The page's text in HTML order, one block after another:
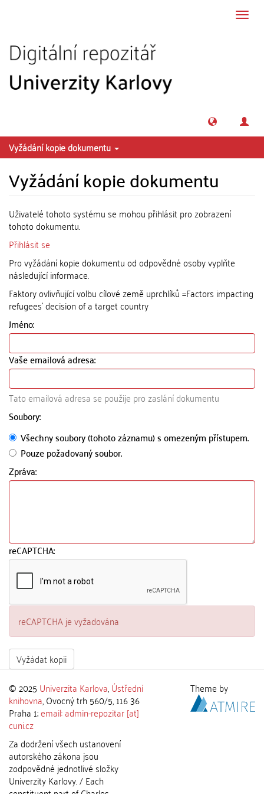
Vyžádání kopie dokumentu
Vyžádání kopie dokumentu
Uživatelé tohoto systému se mohou přihlásit pro zobrazení
tohoto dokumentu.
Přihlásit se
Pro vyžádání kopie dokumentu od odpovědné osoby vyplňte
následující informace.
Faktory ovlivňující volbu cílové země uprchlíků =Factors impacting
refugees` decision of a target country
Jméno:
Vaše emailová adresa:
Tato emailová adresa se použije pro zaslání dokumentu
Soubory:
Všechny soubory (tohoto záznamu) s omezeným přístupem.
Pouze požadovaný soubor.
Zpráva:
reCAPTCHA:
reCAPTCHA je vyžadována
Vyžádat kopii
© 2025 Univerzita Karlova,Ústřední
knihovna, Ovocný trh 560/5, 116 36
Praha 1;email: admin-repozitar [at]
cuni.cz
Za dodržení všech ustanovení
autorského zákona jsou
zodpovědné jednotlivé složky
Univerzity Karlovy. / Each
Theme by